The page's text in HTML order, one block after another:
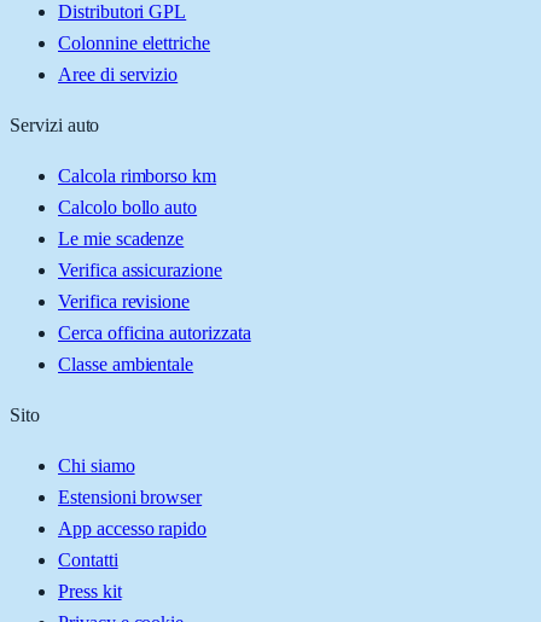
Distributori GPL
Colonnine elettriche
Aree di servizio
Servizi auto
Calcola rimborso km
Calcolo bollo auto
Le mie scadenze
Verifica assicurazione
Verifica revisione
Cerca officina autorizzata
Classe ambientale
Sito
Chi siamo
Estensioni browser
App accesso rapido
Contatti
Press kit